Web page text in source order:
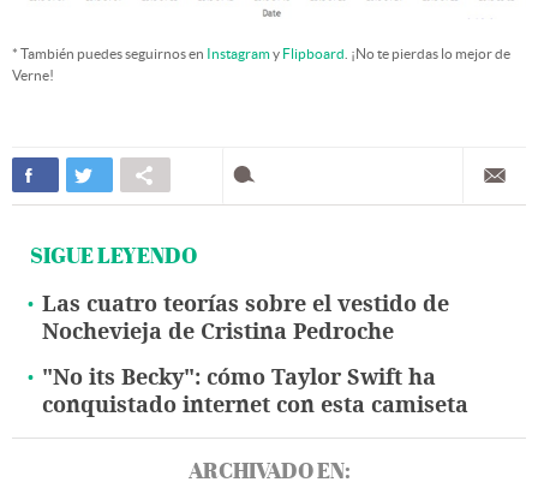
* También puedes seguirnos en Instagramy Flipboard . ¡No te pierdas lo mejor de
Verne!
SIGUE LEYENDO
Las cuatro teorías sobre el vestido de
Nochevieja de Cristina Pedroche
"No its Becky": cómo Taylor Swift ha
conquistado internet con esta camiseta
ARCHIVADO EN: